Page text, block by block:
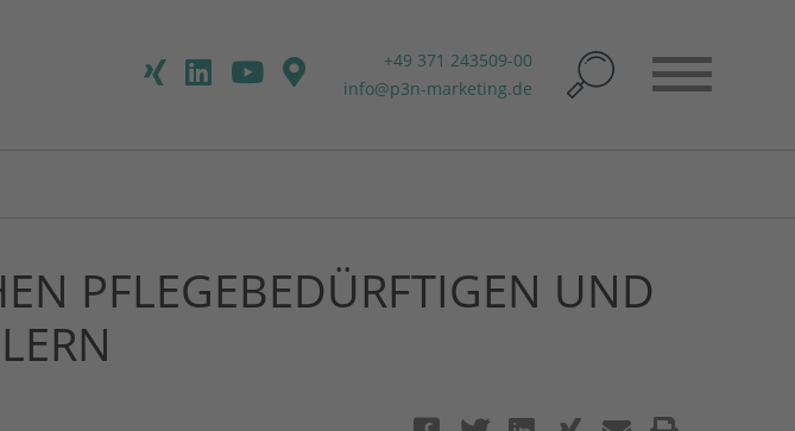
+49 371 243509-00
info@p3n-marketing.de
PFLEGEBEDÜRFTIGEN UND